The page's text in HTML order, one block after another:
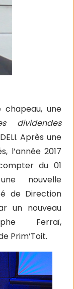
une
dividendes
Après une
l’année 2017
du 01
nouvelle
de Direction
un nouveau
Ferraï,
Prim’Toit.